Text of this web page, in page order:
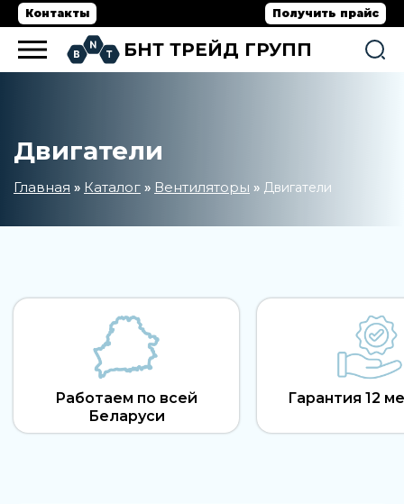
Контакты Получить прайс
БНТ ТРЕЙД ГРУПП
Двигатели
Главная » Каталог » Вентиляторы » Двигатели
Работаем по всей
Беларуси
Гарантия 12